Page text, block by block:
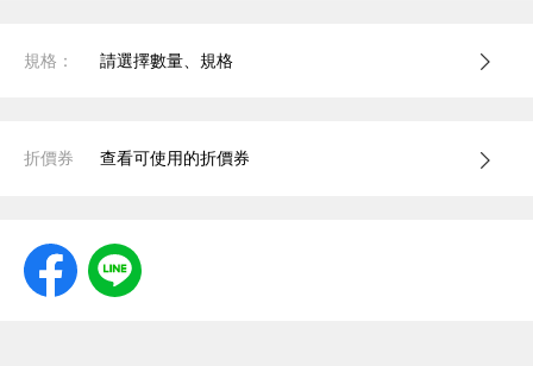
規格： 請選擇數量、規格
折價券 查看可使用的折價券